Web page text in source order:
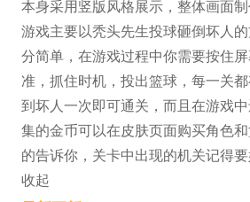
本身采用竖版风格展示，整体画面制
游戏主要以秃头先生投球砸倒坏人
分简单，在游戏过程中你需要按住
准，抓住时机，投出篮球，每一关
到坏人一次即可通关，而且在游戏
集的金币可以在皮肤页面购买角色
的告诉你，关卡中出现的机关记得
收起